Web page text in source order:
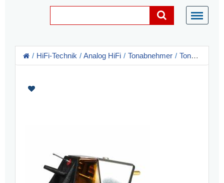
HiFi-Technik Analog HiFi Tonabnehmer Tonabnehmer MM System